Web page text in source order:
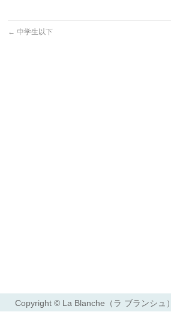
← 中学生以下
Copyright © La Blanche（ラ ブランシュ）